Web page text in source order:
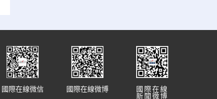
國際在線
新聞微博
國際在線微博
國際在線微信